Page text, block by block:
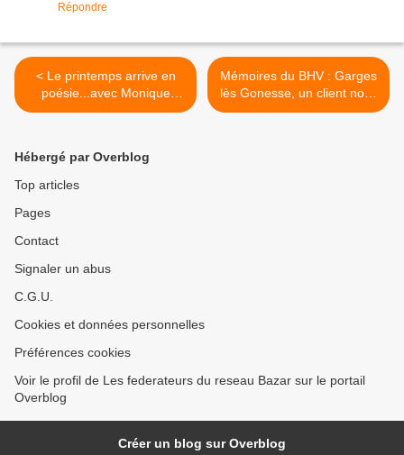
Répondre
< Le printemps arrive en
poésie...avec Monique
Lahoste!
Mémoires du BHV : Garges
lès Gonesse, un client nous
raconte....1/4 >
Hébergé par Overblog
Top articles
Pages
Contact
Signaler un abus
C.G.U.
Cookies et données personnelles
Préférences cookies
Voir le profil de Les federateurs du reseau Bazar sur le portail
Overblog
Créer un blog sur Overblog